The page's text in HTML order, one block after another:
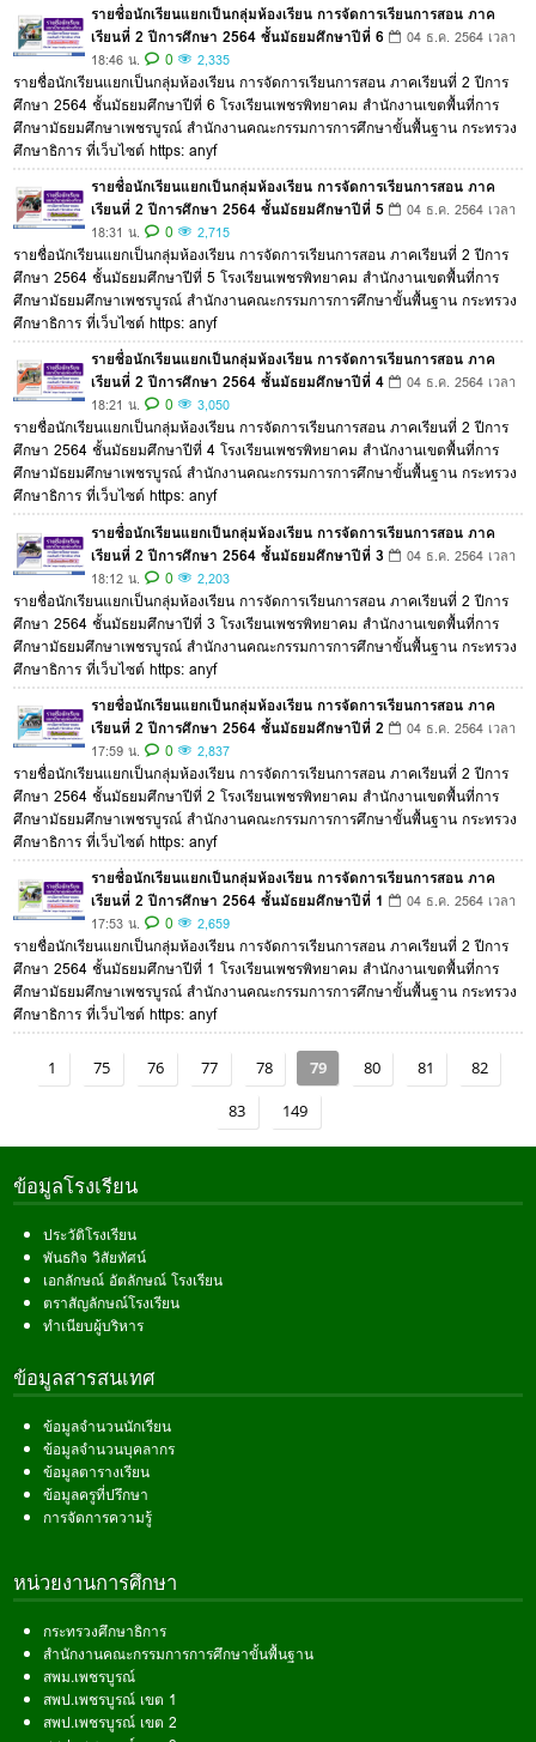
รายชื่อนักเรียนแยกเป็นกลุ่มห้องเรียน การจัดการเรียนการสอน ภาค
เรียนที่ 2 ปีการศึกษา 2564 ชั้นมัธยมศึกษาปีที่ 6
04 ธ.ค. 2564 เวลา
18:46 น.
0 2,335
รายชื่อนักเรียนแยกเป็นกลุ่มห้องเรียน การจัดการเรียนการสอน ภาคเรียนที่ 2 ปีการ
ศึกษา 2564 ชั้นมัธยมศึกษาปีที่ 6 โรงเรียนเพชรพิทยาคม สำนักงานเขตพื้นที่การ
ศึกษามัธยมศึกษาเพชรบูรณ์ สำนักงานคณะกรรมการการศึกษาขั้นพื้นฐาน กระทรวง
ศึกษาธิการ ที่เว็บไซต์ https: anyf
รายชื่อนักเรียนแยกเป็นกลุ่มห้องเรียน การจัดการเรียนการสอน ภาค
เรียนที่ 2 ปีการศึกษา 2564 ชั้นมัธยมศึกษาปีที่ 5
04 ธ.ค. 2564 เวลา
18:31 น.
0 2,715
รายชื่อนักเรียนแยกเป็นกลุ่มห้องเรียน การจัดการเรียนการสอน ภาคเรียนที่ 2 ปีการ
ศึกษา 2564 ชั้นมัธยมศึกษาปีที่ 5 โรงเรียนเพชรพิทยาคม สำนักงานเขตพื้นที่การ
ศึกษามัธยมศึกษาเพชรบูรณ์ สำนักงานคณะกรรมการการศึกษาขั้นพื้นฐาน กระทรวง
ศึกษาธิการ ที่เว็บไซต์ https: anyf
รายชื่อนักเรียนแยกเป็นกลุ่มห้องเรียน การจัดการเรียนการสอน ภาค
เรียนที่ 2 ปีการศึกษา 2564 ชั้นมัธยมศึกษาปีที่ 4
04 ธ.ค. 2564 เวลา
18:21 น.
0 3,050
รายชื่อนักเรียนแยกเป็นกลุ่มห้องเรียน การจัดการเรียนการสอน ภาคเรียนที่ 2 ปีการ
ศึกษา 2564 ชั้นมัธยมศึกษาปีที่ 4 โรงเรียนเพชรพิทยาคม สำนักงานเขตพื้นที่การ
ศึกษามัธยมศึกษาเพชรบูรณ์ สำนักงานคณะกรรมการการศึกษาขั้นพื้นฐาน กระทรวง
ศึกษาธิการ ที่เว็บไซต์ https: anyf
รายชื่อนักเรียนแยกเป็นกลุ่มห้องเรียน การจัดการเรียนการสอน ภาค
เรียนที่ 2 ปีการศึกษา 2564 ชั้นมัธยมศึกษาปีที่ 3
04 ธ.ค. 2564 เวลา
18:12 น.
0 2,203
รายชื่อนักเรียนแยกเป็นกลุ่มห้องเรียน การจัดการเรียนการสอน ภาคเรียนที่ 2 ปีการ
ศึกษา 2564 ชั้นมัธยมศึกษาปีที่ 3 โรงเรียนเพชรพิทยาคม สำนักงานเขตพื้นที่การ
ศึกษามัธยมศึกษาเพชรบูรณ์ สำนักงานคณะกรรมการการศึกษาขั้นพื้นฐาน กระทรวง
ศึกษาธิการ ที่เว็บไซต์ https: anyf
รายชื่อนักเรียนแยกเป็นกลุ่มห้องเรียน การจัดการเรียนการสอน ภาค
เรียนที่ 2 ปีการศึกษา 2564 ชั้นมัธยมศึกษาปีที่ 2
04 ธ.ค. 2564 เวลา
17:59 น.
0 2,837
รายชื่อนักเรียนแยกเป็นกลุ่มห้องเรียน การจัดการเรียนการสอน ภาคเรียนที่ 2 ปีการ
ศึกษา 2564 ชั้นมัธยมศึกษาปีที่ 2 โรงเรียนเพชรพิทยาคม สำนักงานเขตพื้นที่การ
ศึกษามัธยมศึกษาเพชรบูรณ์ สำนักงานคณะกรรมการการศึกษาขั้นพื้นฐาน กระทรวง
ศึกษาธิการ ที่เว็บไซต์ https: anyf
รายชื่อนักเรียนแยกเป็นกลุ่มห้องเรียน การจัดการเรียนการสอน ภาค
เรียนที่ 2 ปีการศึกษา 2564 ชั้นมัธยมศึกษาปีที่ 1
04 ธ.ค. 2564 เวลา
17:53 น.
0 2,659
รายชื่อนักเรียนแยกเป็นกลุ่มห้องเรียน การจัดการเรียนการสอน ภาคเรียนที่ 2 ปีการ
ศึกษา 2564 ชั้นมัธยมศึกษาปีที่ 1 โรงเรียนเพชรพิทยาคม สำนักงานเขตพื้นที่การ
ศึกษามัธยมศึกษาเพชรบูรณ์ สำนักงานคณะกรรมการการศึกษาขั้นพื้นฐาน กระทรวง
ศึกษาธิการ ที่เว็บไซต์ https: anyf
1 75 76 77 78 79 80 81
82
83
149
ข้อมูลโรงเรียน
ประวัติโรงเรียน
พันธกิจ วิสัยทัศน์
เอกลักษณ์ อัตลักษณ์ โรงเรียน
ตราสัญลักษณ์โรงเรียน
ทำเนียบผู้บริหาร
ข้อมูลสารสนเทศ
ข้อมูลจำนวนนักเรียน
ข้อมูลจำนวนบุคลากร
ข้อมูลตารางเรียน
ข้อมูลครูที่ปรึกษา
การจัดการความรู้
หน่วยงานการศึกษา
กระทรวงศึกษาธิการ
สำนักงานคณะกรรมการการศึกษาขั้นพื้นฐาน
สพม.เพชรบูรณ์
สพป.เพชรบูรณ์ เขต 1
สพป.เพชรบูรณ์ เขต 2